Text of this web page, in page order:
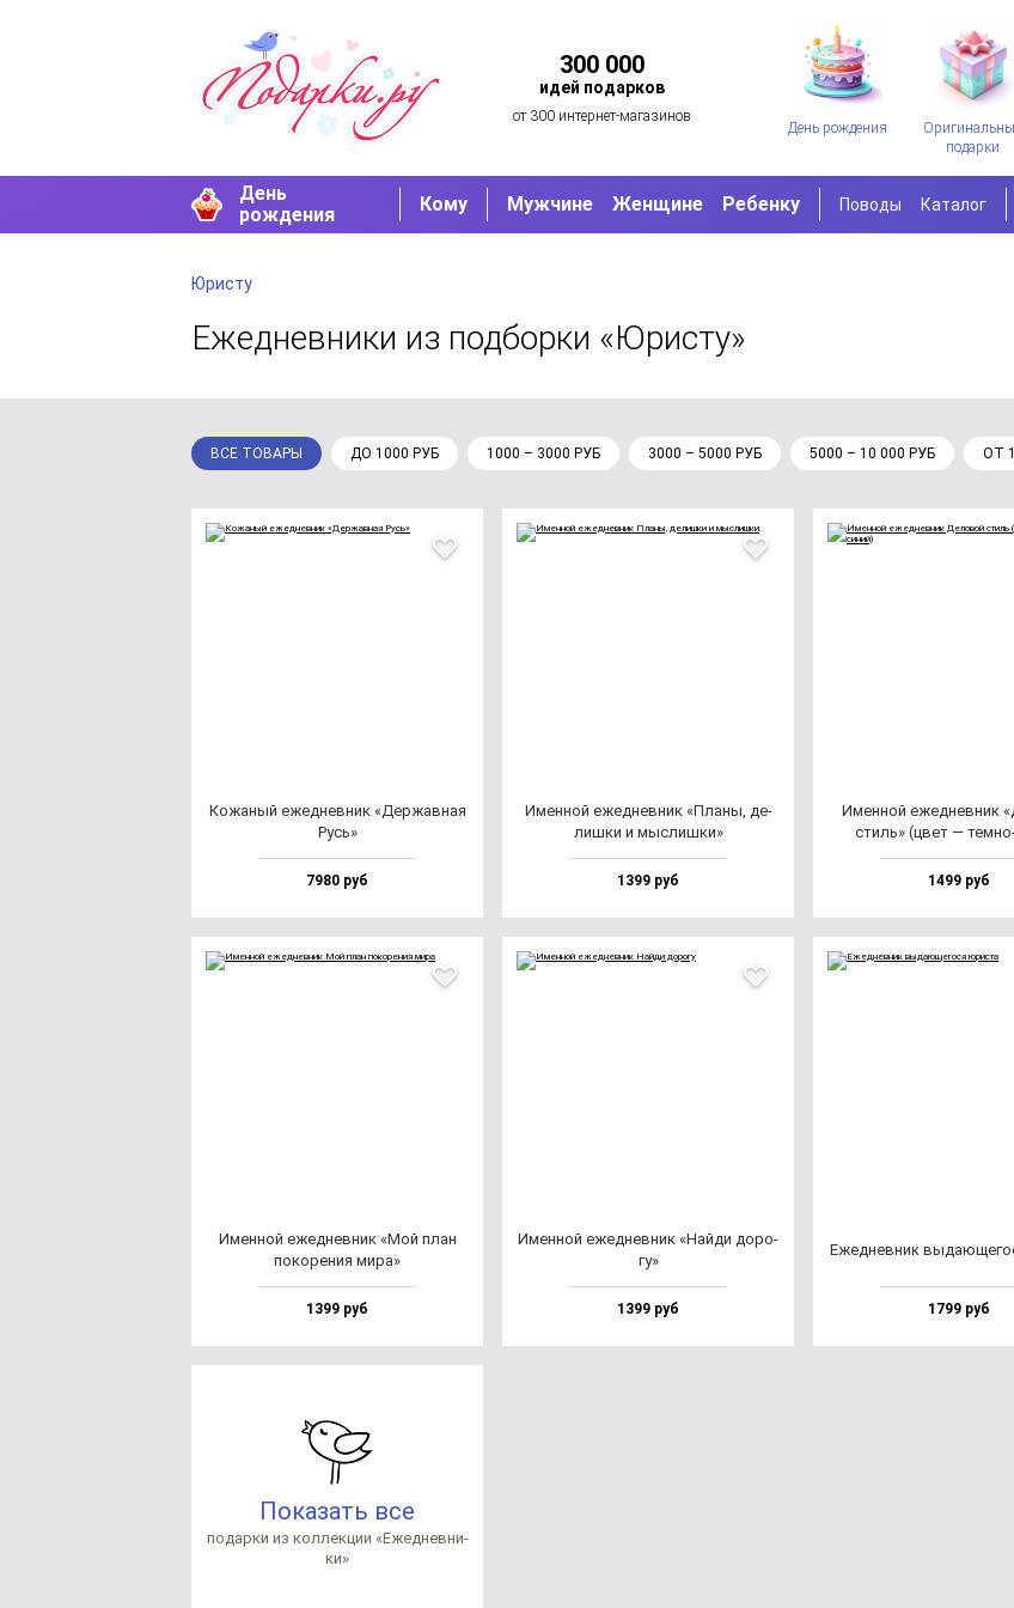
300 000
идей подарков
от 300 интернет-магазинов
День рождения
подарки
День
рождения
Кому Мужчине Женщине Ребенку Поводы Каталог
Юристу
Ежедневники из подборки «Юристу»
ВСЕ ТОВАРЫ ДО 1000 РУБ 1000 – 3000 РУБ 3000 – 5000 РУБ 5000 – 10 000 РУБ ОТ
Кожа­ный ежед­нев­ник «Дер­жав­ная
Русь»
7980 руб
Имен­ной ежед­нев­ник «Пла­ны, де­
лиш­ки и мыс­лиш­ки»
1399 руб
Имен­ной ежед­нев­ник
стиль» (цвет —
1499 руб
Имен­ной ежед­нев­ник «Мой план
по­ко­ре­ния ми­ра»
1399 руб
Имен­ной ежед­нев­ник «Най­ди до­ро­
гу»
1399 руб
Ежед­нев­ник
1799 руб
Показать все
по­дар­ки из кол­лек­ции «Ежед­нев­ни­
ки»